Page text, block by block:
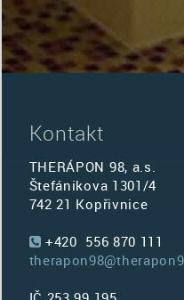
Kontakt
THERÁPON 98, a.s.
Štefánikova 1301/4
742 21 Kopřivnice
+420 556 870 111